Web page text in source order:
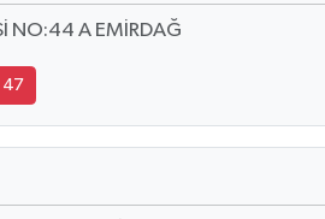
NO:44 A EMİRDAĞ
47